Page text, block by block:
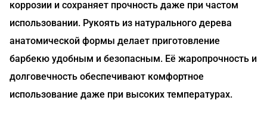
коррозии и сохраняет прочность даже при частом
использовании. Рукоять из натурального дерева
анатомической формы делает приготовление
барбекю удобным и безопасным. Её жаропрочность и
долговечность обеспечивают комфортное
использование даже при высоких температурах.